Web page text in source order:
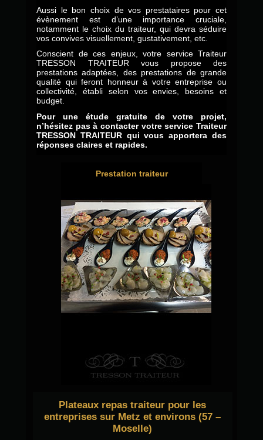
Aussi le bon choix de vos prestataires pour cet
évènement est d’une importance cruciale,
notamment le choix du traiteur, qui devra séduire
vos convives visuellement, gustativement, etc.
Conscient de ces enjeux, votre service Traiteur
TRESSON TRAITEUR vous propose des
prestations adaptées, des prestations de grande
qualité qui feront honneur à votre entreprise ou
collectivité, établi selon vos envies, besoins et
budget.
Pour une étude gratuite de votre projet,
n’hésitez pas à contacter votre service Traiteur
TRESSON TRAITEUR qui vous apportera des
réponses claires et rapides.
Prestation traiteur
Plateaux repas traiteur pour les
entreprises sur Metz et environs (57 –
Moselle)